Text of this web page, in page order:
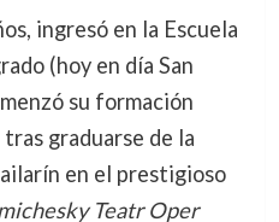
ingresó en la Escuela
(hoy en día San
su formación
graduarse de la
en el prestigioso
Teatr Oper